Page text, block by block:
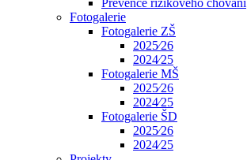
Prevence rizikového chování
Fotogalerie
Fotogalerie ZŠ
2025⁄26
2024⁄25
Fotogalerie MŠ
2025⁄26
2024⁄25
Fotogalerie ŠD
2025⁄26
2024⁄25